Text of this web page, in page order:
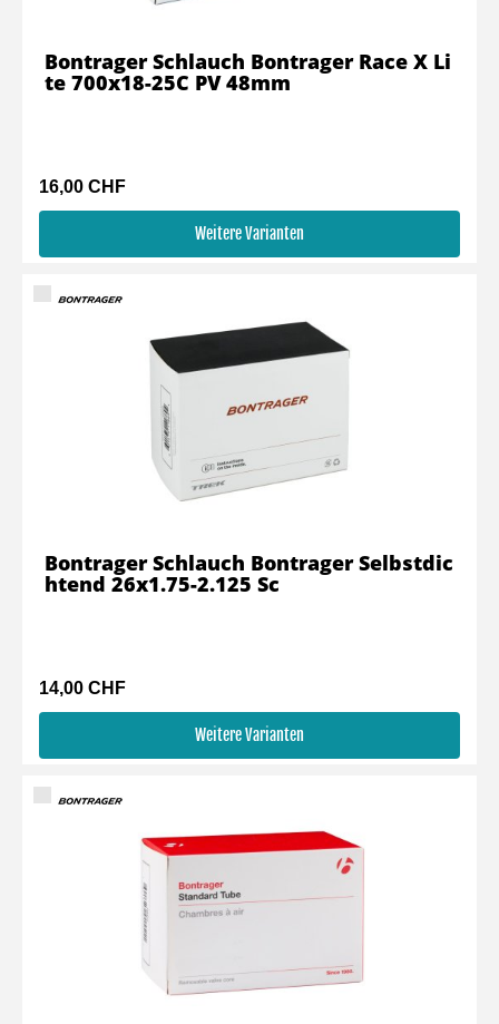
16,00 CHF
Weitere Varianten
Bontrager Schlauch Bontrager Race X Li
te 700x18-25C PV 48mm
14,00 CHF
Weitere Varianten
Bontrager Schlauch Bontrager Selbstdic
htend 26x1.75-2.125 Sc